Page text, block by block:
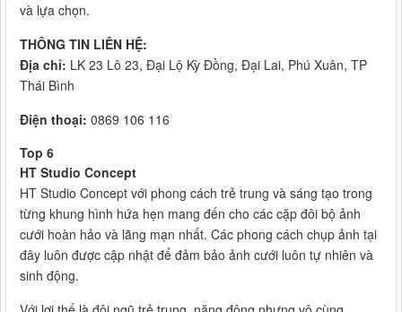
và lựa chọn.
THÔNG TIN LIÊN HỆ:
Địa chỉ: LK 23 Lô 23, Đại Lộ Kỳ Đồng, Đại Lai, Phú Xuân, TP
Thái Bình
Điện thoại: 0869 106 116
Top 6
HT Studio Concept
HT Studio Concept với phong cách trẻ trung và sáng tạo trong
từng khung hình hứa hẹn mang đến cho các cặp đôi bộ ảnh
cưới hoàn hảo và lãng mạn nhất. Các phong cách chụp ảnh tại
đây luôn được cập nhật để đảm bảo ảnh cưới luôn tự nhiên và
sinh động.